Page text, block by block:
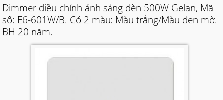
Dimmer điều chỉnh ánh sáng đèn 500W Gelan, Mã
số: E6-601W/B. Có 2 màu: Màu trắng/Màu đen mờ.
BH 20 năm.